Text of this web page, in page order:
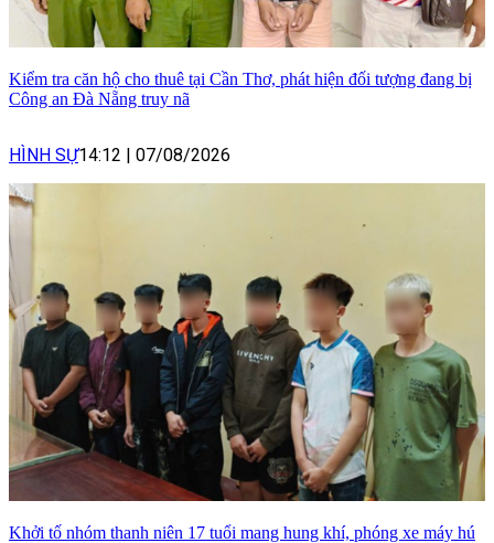
Kiểm tra căn hộ cho thuê tại Cần Thơ, phát hiện đối tượng đang bị
Công an Đà Nẵng truy nã
HÌNH SỰ14:12 | 07/08/2026
Khởi tố nhóm thanh niên 17 tuổi mang hung khí, phóng xe máy hú